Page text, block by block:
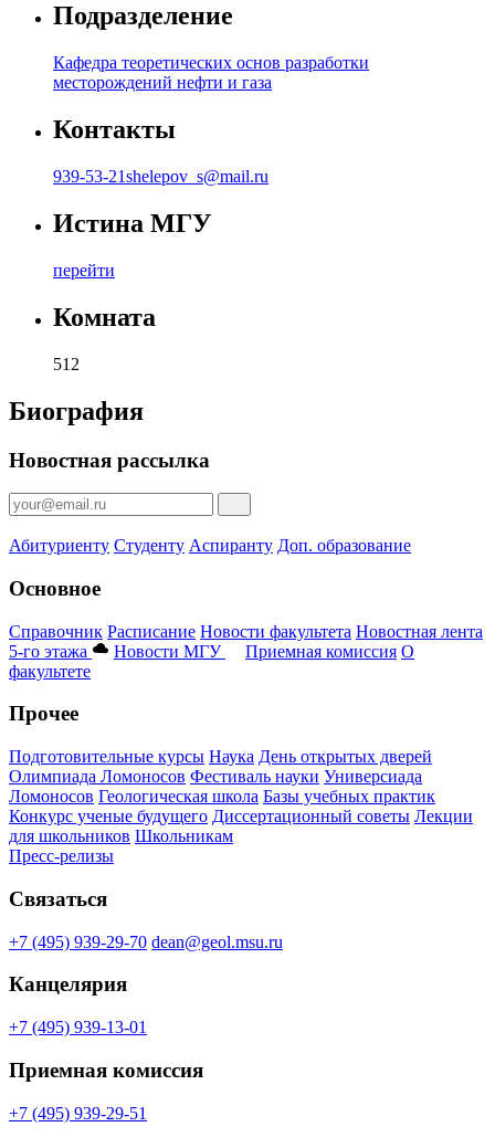
Подразделение
Кафедра теоретических основ разработки
месторождений нефти и газа
Контакты
939-53-21shelepov_s@mail.ru
Истина МГУ
перейти
Комната
512
Биография
Новостная рассылка
Абитуриенту Студенту Аспиранту Доп. образование
Основное
Справочник Расписание Новости факультета Новостная лента
5-го этажа
Новости МГУ Приемная комиссия О
факультете
Прочее
Подготовительные курсы Наука День открытых дверей
Олимпиада Ломоносов Фестиваль науки Универсиада
Ломоносов Геологическая школа Базы учебных практик
Конкурс ученые будущего Диссертационный советы Лекции
для школьников Школьникам
Пресс-релизы
Связаться
+7 (495) 939-29-70 dean@geol.msu.ru
Канцелярия
+7 (495) 939-13-01
Приемная комиссия
+7 (495) 939-29-51